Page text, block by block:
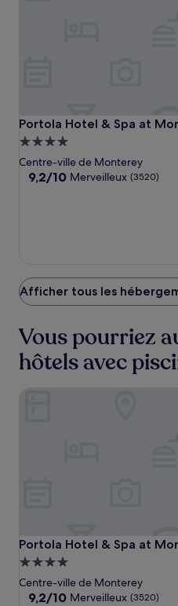
Portola
Hotel
&
Spa
Portola Hotel & Spa at
Portola Hotel & Spa at
Hébergement
4.0 étoiles
Centre-ville de Monterey
9.2
9,2/10 Merveilleux (3520)
Afficher tous les
Vous pourriez
hôtels avec
Portola
Hotel
&
Spa
Portola Hotel & Spa at
Portola Hotel & Spa at
Hébergement
4.0 étoiles
Centre-ville de Monterey
9.2
9,2/10 Merveilleux (3520)
Portola Hotel & Spa at